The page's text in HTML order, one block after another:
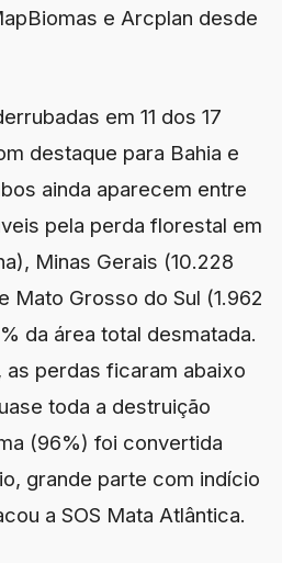
e Arcplan desde
em 11 dos 17
destaque para Bahia e
ainda aparecem entre
pela perda florestal em
Minas Gerais (10.228
Mato Grosso do Sul (1.962
da área total desmatada.
as perdas ficaram abaixo
toda a destruição
(96%) foi convertida
grande parte com indício
a SOS Mata Atlântica.